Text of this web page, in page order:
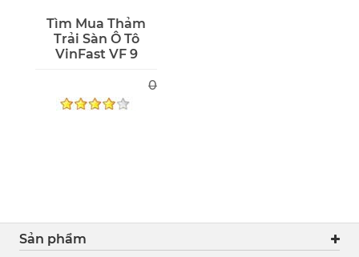
Tìm Mua Thảm
Trải Sàn Ô Tô
VinFast VF 9
0
Sản phẩm